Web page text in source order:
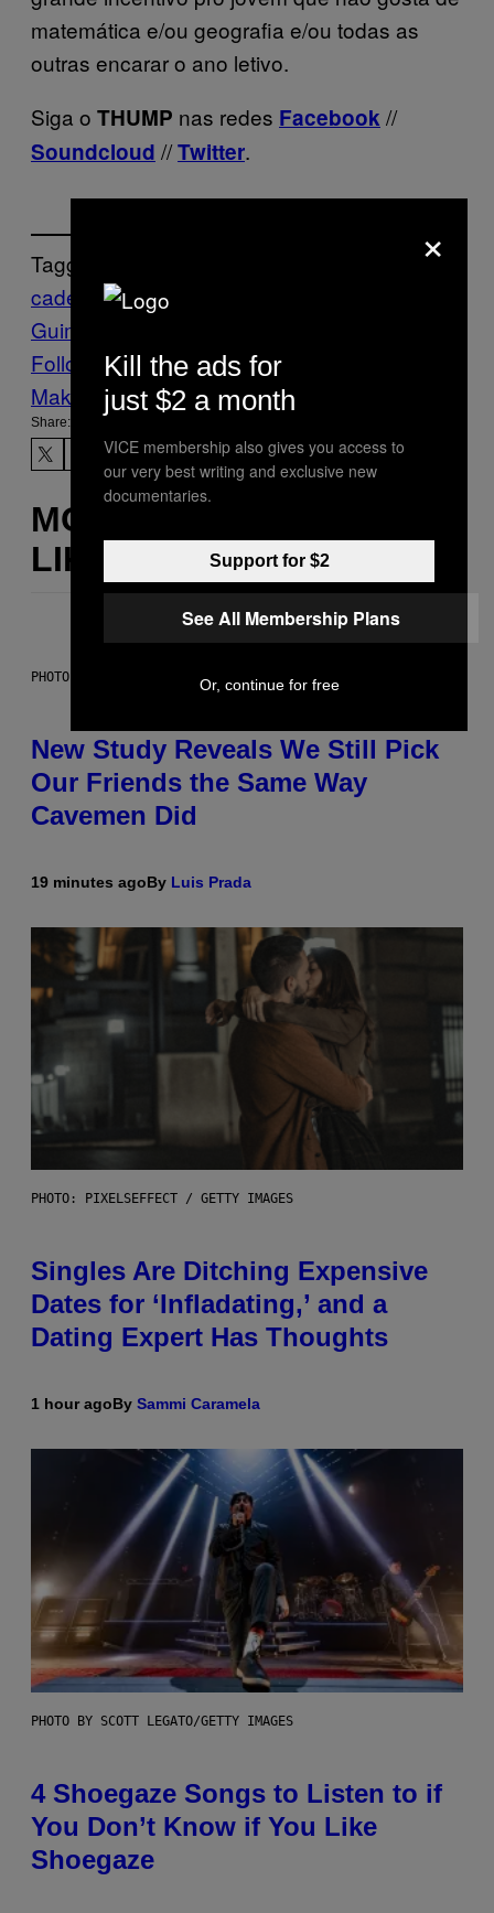
matemática e/ou geografia e/ou todas as
outras encarar o ano letivo.
Siga o THUMP nas redes Facebook //
Soundcloud //Twitter.
Tagged:
cadernos funk
Guime
Follow Us On Discover
Make Us Preferred In Top Stories
Share:
MORE
LIKE THIS
PHOTO: CSA-PRINTSTOCK / GETTY IMAGES
New Study Reveals We Still Pick
Our Friends the Same Way
Cavemen Did
19 minutes agoBy Luis Prada
PHOTO: PIXELSEFFECT / GETTY IMAGES
Singles Are Ditching Expensive
Dates for ‘Infladating,’ and a
Dating Expert Has Thoughts
1 hour agoBy Sammi Caramela
PHOTO BY SCOTT LEGATO/GETTY IMAGES
4 Shoegaze Songs to Listen to if
You Don’t Know if You Like
Shoegaze
×
Kill the ads for
just $2 a month
VICE membership also gives you access to
our very best writing and exclusive new
documentaries.
Support for $2
See All Membership Plans
Or, continue for free